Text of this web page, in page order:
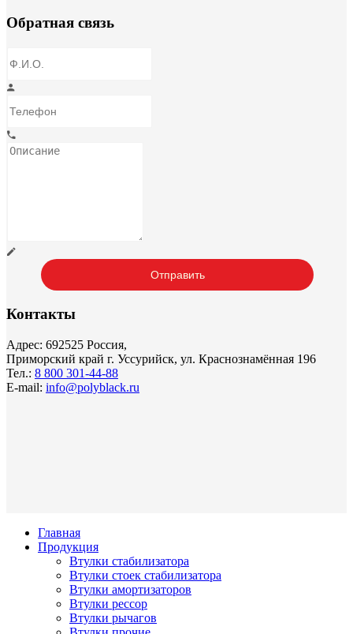
Обратная связь
Контакты
Адрес: 692525 Россия,
Приморский край г. Уссурийск, ул. Краснознамённая 196
Тел.: 8 800 301-44-88
E-mail: info@polyblack.ru
Главная
Продукция
Втулки стабилизатора
Втулки стоек стабилизатора
Втулки амортизаторов
Втулки рессор
Втулки рычагов